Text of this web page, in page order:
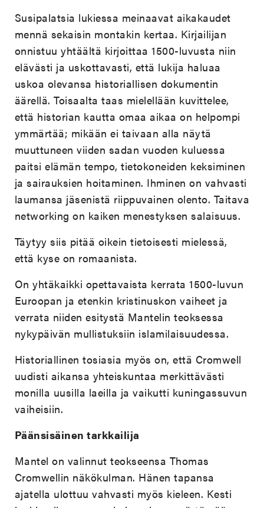
Susipalatsia lukiessa meinaavat aikakaudet
mennä sekaisin montakin kertaa. Kirjailijan
onnistuu yhtäältä kirjoittaa 1500-luvusta niin
elävästi ja uskottavasti, että lukija haluaa
uskoa olevansa historiallisen dokumentin
äärellä. Toisaalta taas mielellään kuvittelee,
että historian kautta omaa aikaa on helpompi
ymmärtää; mikään ei taivaan alla näytä
muuttuneen viiden sadan vuoden kuluessa
paitsi elämän tempo, tietokoneiden keksiminen
ja sairauksien hoitaminen. Ihminen on vahvasti
laumansa jäsenistä riippuvainen olento. Taitava
networking on kaiken menestyksen salaisuus.
Täytyy siis pitää oikein tietoisesti mielessä,
että kyse on romaanista.
On yhtäkaikki opettavaista kerrata 1500-luvun
Euroopan ja etenkin kristinuskon vaiheet ja
verrata niiden esitystä Mantelin teoksessa
nykypäivän mullistuksiin islamilaisuudessa.
Historiallinen tosiasia myös on, että Cromwell
uudisti aikansa yhteiskuntaa merkittävästi
monilla uusilla laeilla ja vaikutti kuningassuvun
vaiheisiin.
Päänsisäinen tarkkailija
Mantel on valinnut teokseensa Thomas
Cromwellin näkökulman. Hänen tapansa
ajatella ulottuu vahvasti myös kieleen. Kesti